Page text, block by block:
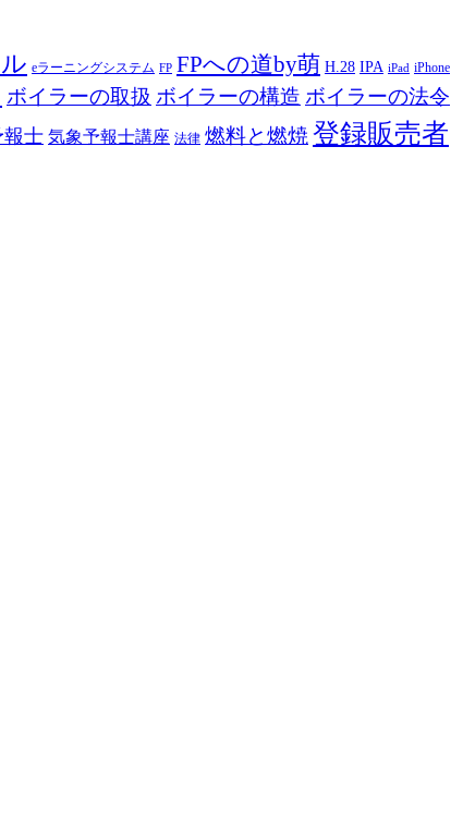
eラーニングシステム FP FPへの道by萌 H.28 IPA iPad iPhone
ボイラーの取扱 ボイラーの構造 ボイラーの法令
報士 気象予報士講座 法律 燃料と燃焼 登録販売者